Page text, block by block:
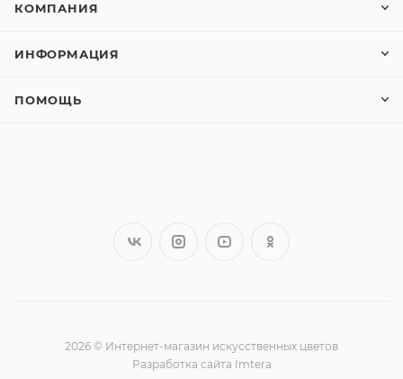
КОМПАНИЯ
ИНФОРМАЦИЯ
ПОМОЩЬ
2026 © Интернет-магазин искусственных цветов
Разработка сайта Imtera